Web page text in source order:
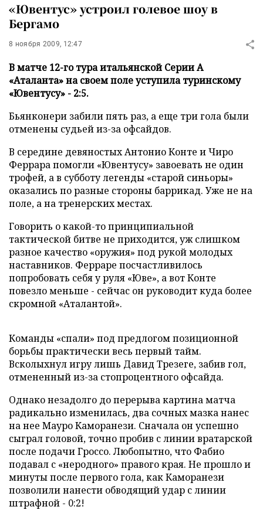
«Ювентус» устроил голевое шоу в
Бергамо
8 ноября 2009, 12:47
В матче 12-го тура итальянской Серии А
«Аталанта» на своем поле уступила туринскому
«Ювентусу» - 2:5.
Бьянконери забили пять раз, а еще три гола были
отменены судьей из-за офсайдов.
В середине девяностых Антонио Конте и Чиро
Феррара помогли «Ювентусу» завоевать не один
трофей, а в субботу легенды «старой синьоры»
оказались по разные стороны баррикад. Уже не на
поле, а на тренерских местах.
Говорить о какой-то принципиальной
тактической битве не приходится, уж слишком
разное качество «оружия» под рукой молодых
наставников. Ферраре посчастливилось
попробовать себя у руля «Юве», а вот Конте
повезло меньше - сейчас он руководит куда более
скромной «Аталантой».
Команды «спали» под предлогом позиционной
борьбы практически весь первый тайм.
Всколыхнул игру лишь Давид Трезеге, забив гол,
отмененный из-за стопроцентного офсайда.
Однако незадолго до перерыва картина матча
радикально изменилась, два сочных мазка нанес
на нее Мауро Каморанези. Сначала он успешно
сыграл головой, точно пробив с линии вратарской
после подачи Гроссо. Любопытно, что Фабио
подавал с «неродного» правого края. Не прошло и
минуты после первого гола, как Каморанези
позволили нанести обводящий удар с линии
штрафной - 0:2!